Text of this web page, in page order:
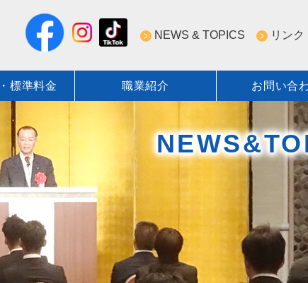
NEWS & TOPICS リンク
標準圧送料金表
近圧協の安全・技術への取組み
近圧協の技術力
安全技術／資格・教育 行事一覧
コンクリート圧送業の資格について
圧送技術研究会
近圧協安全施工管理
ポンプ圧送性評価ソフト
教育DVD
標準料金
標準圧送料金表
職業紹介 お問い合